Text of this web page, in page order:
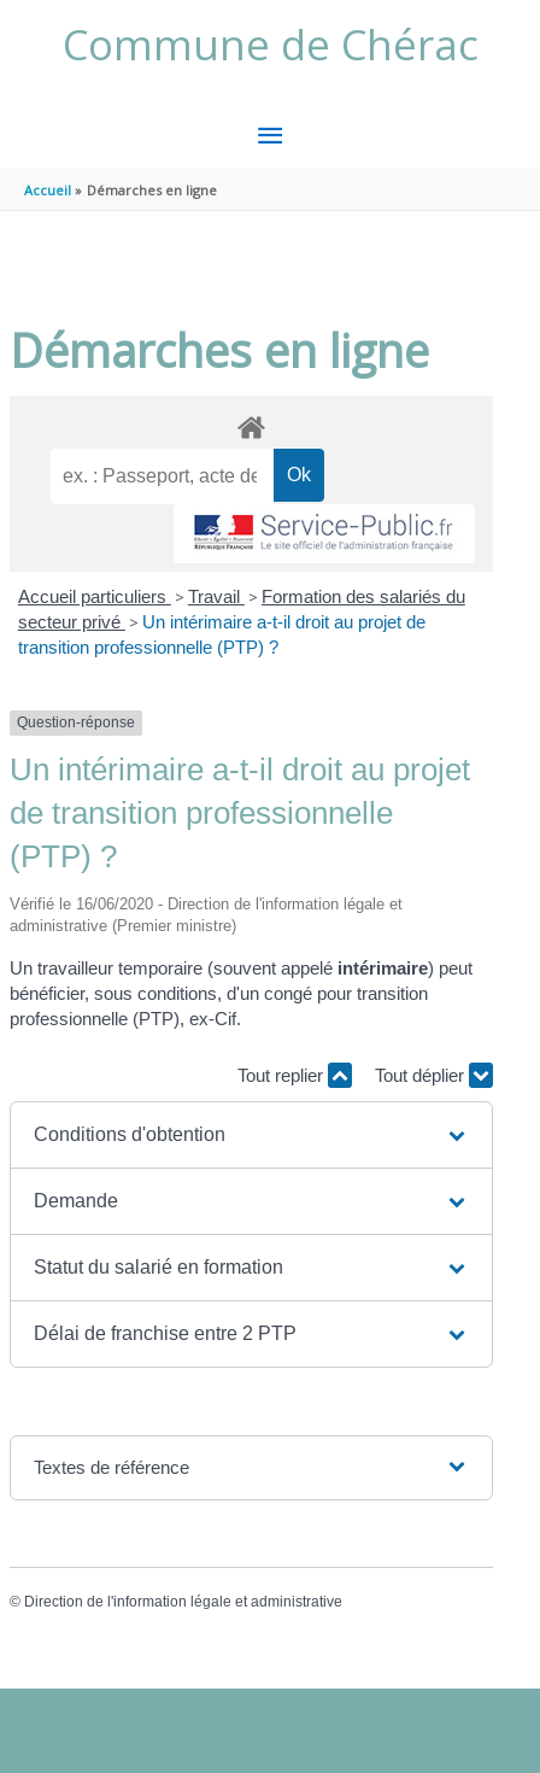
Commune de Chérac
MENU
Accueil Démarches en ligne
Démarches en ligne
Accueil particuliers > Travail > Formation des salariés du
secteur privé > Un intérimaire a-t-il droit au projet de
transition professionnelle (PTP) ?
Question-réponse
Un intérimaire a-t-il droit au projet
de transition professionnelle
(PTP) ?
Vérifié le 16/06/2020 - Direction de l'information légale et
administrative (Premier ministre)
Un travailleur temporaire (souvent appelé intérimaire) peut
bénéficier, sous conditions, d'un congé pour transition
professionnelle (PTP), ex-Cif.
Tout replier Tout déplier
Conditions d'obtention
Demande
Statut du salarié en formation
Délai de franchise entre 2 PTP
Textes de référence
© Direction de l'information légale et administrative